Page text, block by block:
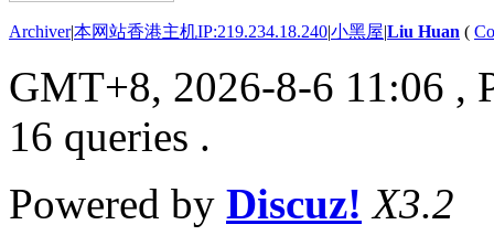
Archiver|本网站香港主机IP:219.234.18.240|小黑屋|Liu Huan (
GMT+8, 2026-8-6 11:06 ,
16 queries .
Powered by Discuz! X3.2